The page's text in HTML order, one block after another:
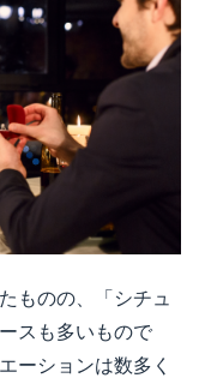
ものの、「シチュ
スも多いもので
ーションは数多く